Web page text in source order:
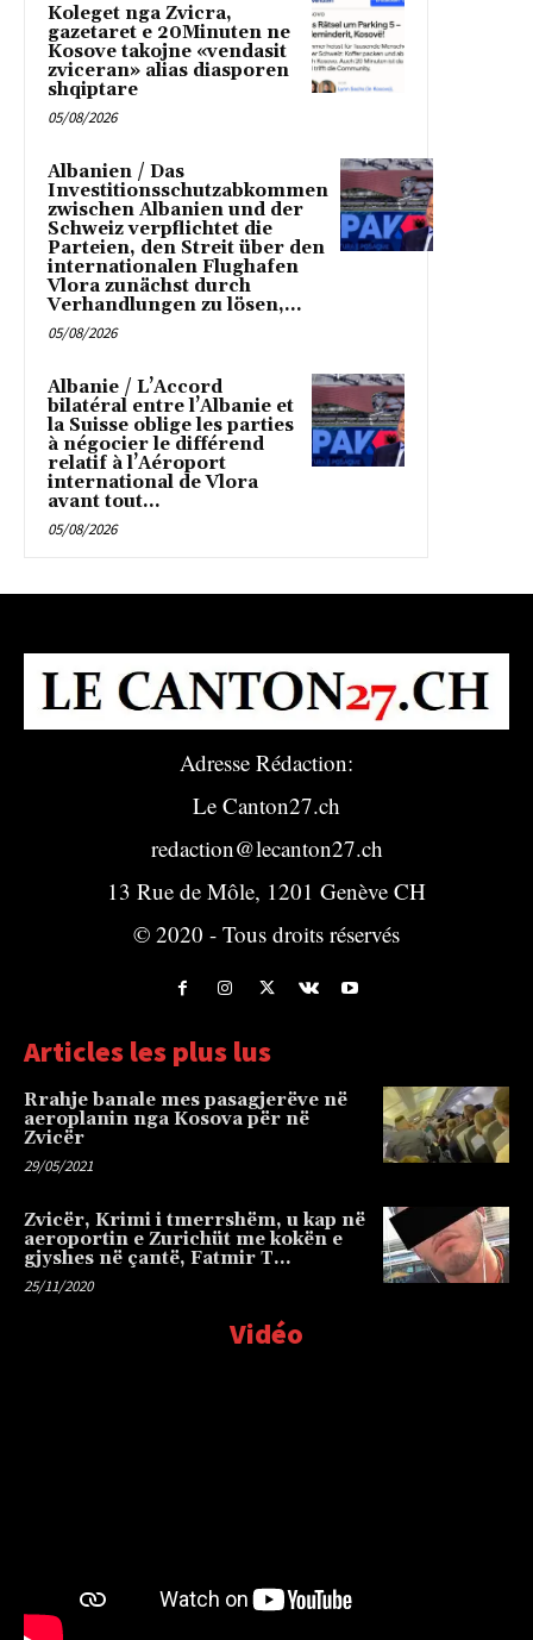
Koleget nga Zvicra,
gazetaret e 20Minuten ne
Kosove takojne «vendasit
zviceran» alias diasporen
shqiptare
05/08/2026
Albanien / Das
Investitionsschutzabkommen
zwischen Albanien und der
Schweiz verpflichtet die
Parteien, den Streit über den
internationalen Flughafen
Vlora zunächst durch
Verhandlungen zu lösen,...
05/08/2026
Albanie / L’Accord
bilatéral entre l’Albanie et
la Suisse oblige les parties
à négocier le différend
relatif à l’Aéroport
international de Vlora
avant tout...
05/08/2026
Adresse Rédaction:
Le Canton27.ch
redaction@lecanton27.ch
13 Rue de Môle, 1201 Genève CH
© 2020 - Tous droits réservés
Articles les plus lus
Rrahje banale mes pasagjerëve në
aeroplanin nga Kosova për në
Zvicër
29/05/2021
Zvicër, Krimi i tmerrshëm, u kap në
aeroportin e Zurichüt me kokën e
gjyshes në çantë, Fatmir T…
25/11/2020
Vidéo